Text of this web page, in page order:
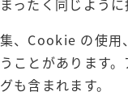
たく同じように
、Cookie の使
ことがあります
も含まれます。